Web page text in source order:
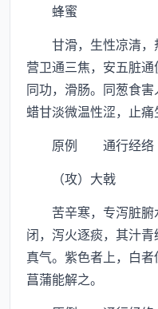
蜂蜜
甘滑，生性凉清，
营卫通三焦，安五脏
同功，滑肠。同葱食
蜡甘淡微温性涩，止痛
原例 通行经络
（攻）大戟
苦辛寒，专泻脏腑
闭，泻火逐痰，其汁
真气。紫色者上，白
菖蒲能解之。